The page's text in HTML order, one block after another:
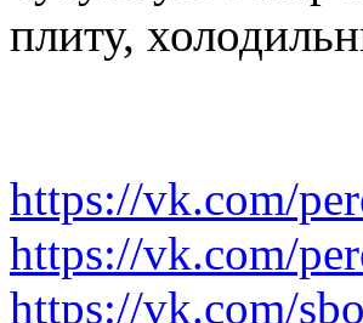
плиту,
https://vk.com/
https://vk.com/
https://vk.com/